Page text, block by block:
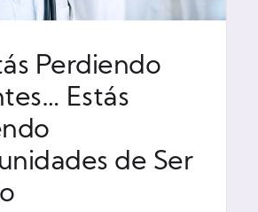
Perdiendo
Estás
de Ser